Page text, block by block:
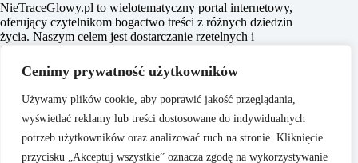
Cenimy prywatność użytkowników
Używamy plików cookie, aby poprawić jakość przeglądania,
wyświetlać reklamy lub treści dostosowane do indywidualnych
potrzeb użytkowników oraz analizować ruch na stronie. Kliknięcie
przycisku „Akceptuj wszystkie” oznacza zgodę na wykorzystywanie
​NieTraceGlowy.pl to wielotematyczny portal internetowy,
oferujący czytelnikom bogactwo treści z różnych dziedzin
życia. Naszym celem jest dostarczanie rzetelnych i
inspirujących artykułów, które wspierają użytkowników w
podejmowaniu świadomych decyzji oraz poszerzają ich
horyzonty. Dbamy o to, aby nasze treści były zrozumiałe i
dostępne dla każdego, niezależnie od poziomu wiedzy w
danym zakresie.